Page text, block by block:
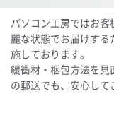
パソコン工房ではお
麗な状態でお届けす
施しております。
緩衝材・梱包方法を見
の郵送でも、安心して